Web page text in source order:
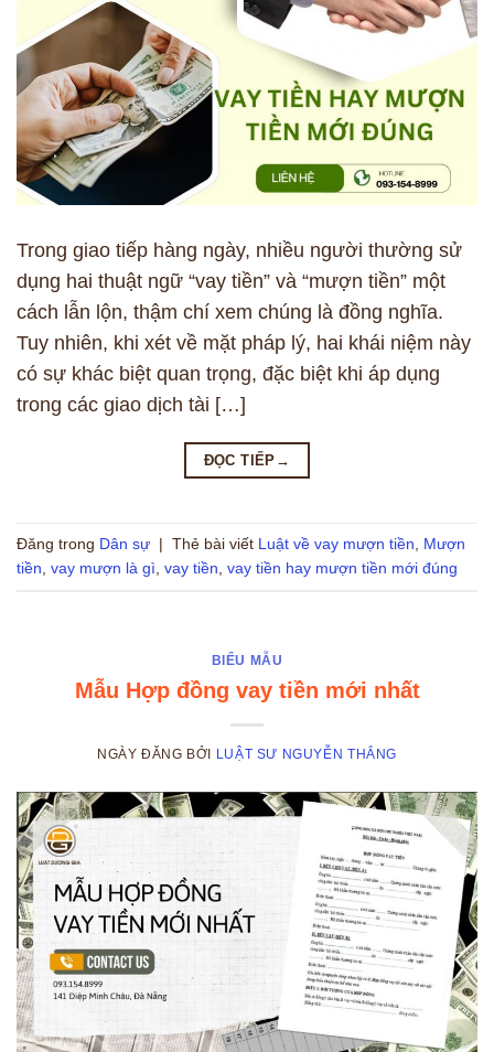
Trong giao tiếp hàng ngày, nhiều người thường sử
dụng hai thuật ngữ “vay tiền” và “mượn tiền” một
cách lẫn lộn, thậm chí xem chúng là đồng nghĩa.
Tuy nhiên, khi xét về mặt pháp lý, hai khái niệm này
có sự khác biệt quan trọng, đặc biệt khi áp dụng
trong các giao dịch tài […]
ĐỌC TIẾP →
Đăng trong Dân sự | Thẻ bài viết Luật về vay mượn tiền, Mượn
tiền, vay mượn là gì, vay tiền, vay tiền hay mượn tiền mới đúng
BIỂU MẪU
Mẫu Hợp đồng vay tiền mới nhất
NGÀY ĐĂNG BỞI LUẬT SƯ NGUYỄN THẮNG